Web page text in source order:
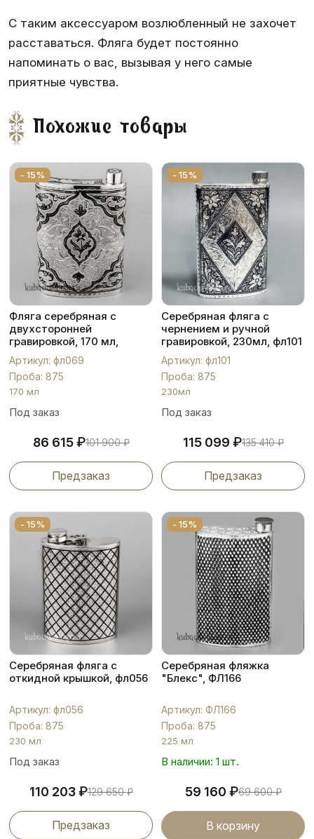
С таким аксессуаром возлюбленный не захочет
расставаться. Фляга будет постоянно
напоминать о вас, вызывая у него самые
приятные чувства.
Похожие товары
- 15%
Фляга серебряная с
двухсторонней
гравировкой, 170 мл,
фл069
Артикул: фл069
Проба: 875
170 мл
Под заказ
86 615₽101 900₽
Предзаказ
- 15%
Серебряная фляга с
чернением и ручной
гравировкой, 230мл, фл101
Артикул: фл101
Проба: 875
230мл
Под заказ
115 099 ₽135 410₽
Предзаказ
- 15%
Серебряная фляга с
откидной крышкой, фл056
Артикул: фл056
Проба: 875
230 мл
Под заказ
110 203₽129 650₽
Предзаказ
- 15%
Серебряная фляжка
"Блекс", ФЛ166
Артикул: ФЛ166
Проба: 875
225 мл
В наличии: 1 шт.
59 160 ₽69 600₽
В корзину